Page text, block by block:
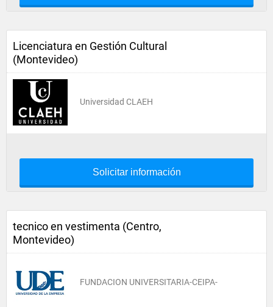
Licenciatura en Gestión Cultural
(Montevideo)
Universidad CLAEH
Solicitar información
tecnico en vestimenta (Centro,
Montevideo)
FUNDACION UNIVERSITARIA-CEIPA-